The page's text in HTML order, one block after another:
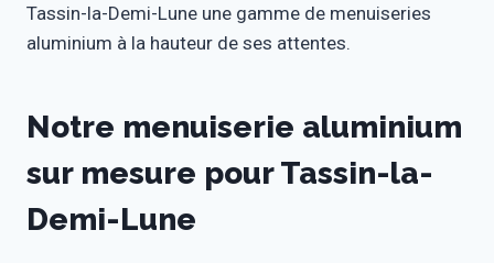
Tassin-la-Demi-Lune une gamme de menuiseries
aluminium à la hauteur de ses attentes.
Notre menuiserie aluminium
sur mesure pour Tassin-la-
Demi-Lune